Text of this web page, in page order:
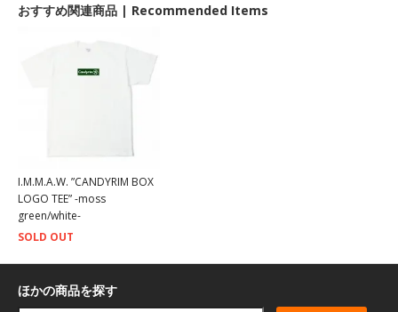
おすすめ関連商品 | Recommended Items
I.M.M.A.W. ”CANDYRIM BOX
LOGO TEE” -moss
green/white-
SOLD OUT
ほかの商品を探す